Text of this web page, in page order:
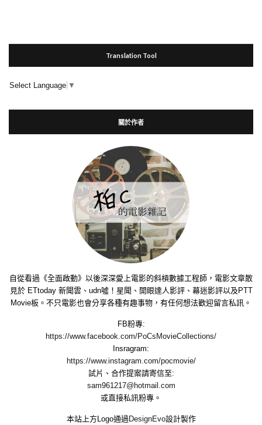
Translation Tool
Select Language ▼
關於作者
自從看過《全面啟動》以後深深愛上電影的斜槓數據工程師，電影文章散
見於 ETtoday 新聞雲、udn噓！星聞、開眼達人影評、幕迷影評以及PTT
Movie板。不只電影也會分享各種有趣事物，有任何想法歡迎留言私訊。
FB粉專:
https://www.facebook.com/PoCsMovieCollections/
Insragram:
https://www.instagram.com/pocmovie/
試片、合作提案請寄信至:
sam961217@hotmail.com
或直接私訊粉專。
本站上方Logo通過 DesignEvo設計製作